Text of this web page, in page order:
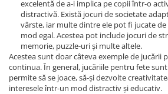
excelentă de a-i implica pe copii într-o
distractivă. Există jocuri de societate
vârste, iar multe dintre ele pot fi jucate
mod egal. Acestea pot include jocuri de
memorie, puzzle-uri și multe altele.
Acestea sunt doar câteva exemple de jucării
continua. În general, jucăriile pentru fete
permite să se joace, să-și dezvolte
interesele într-un mod distractiv și educativ.